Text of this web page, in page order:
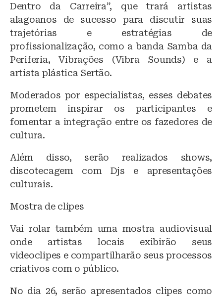
Dentro da Carreira”, que trará artistas
alagoanos de sucesso para discutir suas
trajetórias e estratégias de
profissionalização, como a banda Samba da
Periferia, Vibrações (Vibra Sounds) e a
artista plástica Sertão.
Moderados por especialistas, esses debates
prometem inspirar os participantes e
fomentar a integração entre os fazedores de
cultura.
Além disso, serão realizados shows,
discotecagem com Djs e apresentações
culturais.
Mostra de clipes
Vai rolar também uma mostra audiovisual
onde artistas locais exibirão seus
videoclipes e compartilharão seus processos
criativos com o público.
No dia 26, serão apresentados clipes como